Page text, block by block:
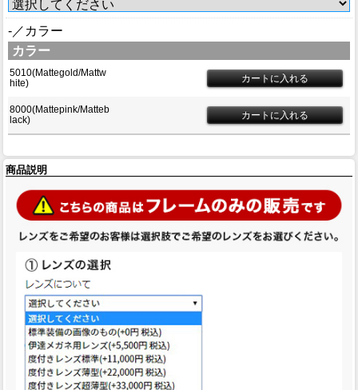
-／カラー
カラー
5010(Mattegold/Mattw
hite)
8000(Mattepink/Matteb
lack)
商品説明